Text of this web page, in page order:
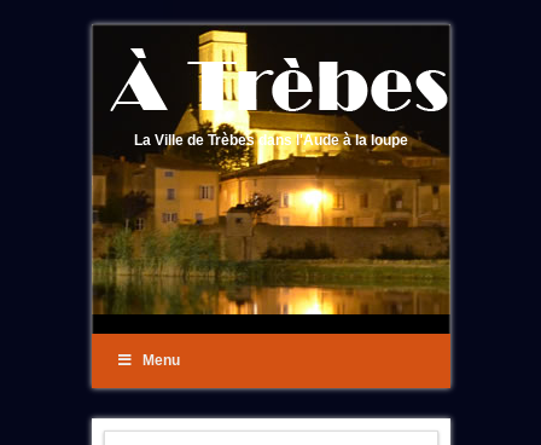
La Ville de Trèbes dans l'Aude à la loupe
Menu